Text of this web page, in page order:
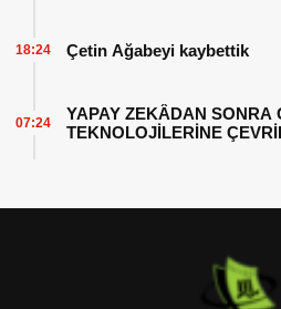
Çetin Ağabeyi kaybettik
18:24
YAPAY ZEKÂDAN SONRA
TEKNOLOJİLERİNE
07:24